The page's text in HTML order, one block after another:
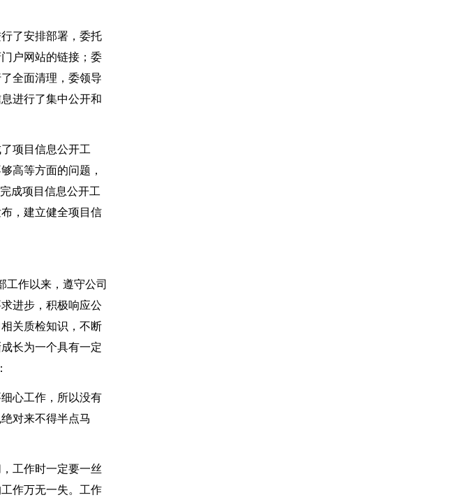
了安排部署，委托
户网站的链接；委
全面清理，委领导
进行了集中公开和
项目信息公开工
高等方面的问题，
成项目信息公开工
，建立健全项目信
作以来，遵守公司
进步，积极响应公
关质检知识，不断
长为一个具有一定
心工作，所以没有
对来不得半点马
工作时一定要一丝
作万无一失。工作